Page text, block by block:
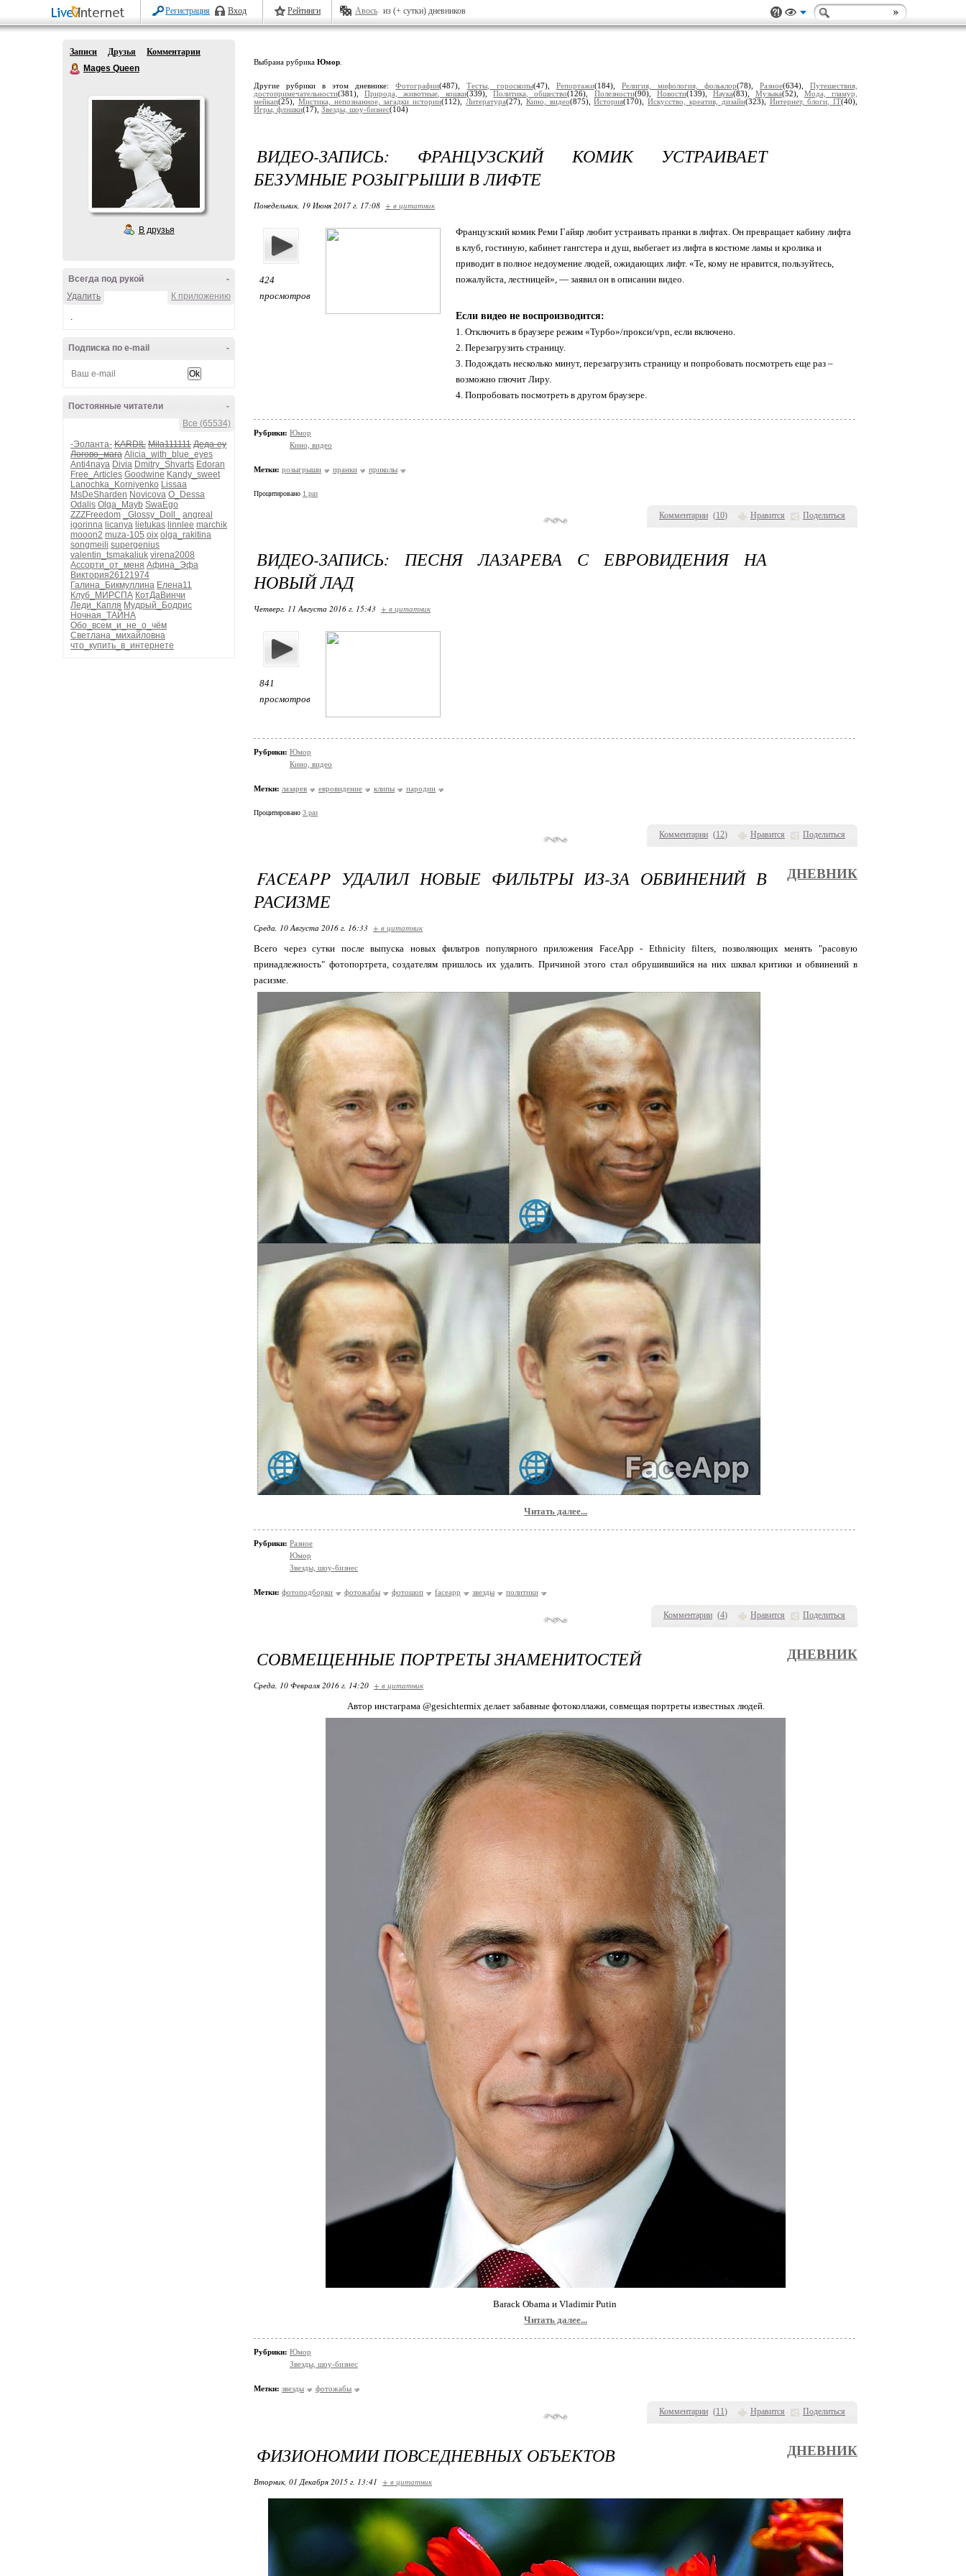
Регистрация Вход Рейтинги Авось из (+ сутки) дневников
Записи Друзья
Комментарии
Mages Queen
В друзья
-
Всегда под рукой
К приложению
Удалить
.
-
Подписка по e-mail
-
Постоянные читатели
Все (65534)
-Эоланта- KARDIL Mila111111 Деда-еу
Логово_мага Alicia_with_blue_eyes
Anti4naya Divia Dmitry_Shvarts Edoran
Free_Articles Goodwine Kandy_sweet
Lanochka_Korniyenko Lissaa
MsDeSharden Novicova O_Dessa
Odalis Olga_Mayb SwaEgo
ZZZFreedom
_Glossy_Doll_
angreal
igorinna licanya lietukas linnlee marchik
mooon2 muza-105 oix olga_rakitina
songmeili supergenius
valentin_tsmakaliuk virena2008
Ассорти_от_меня Афина_Эфа
Виктория26121974
Галина_Бикмуллина Елена11
Клуб_МИРСПА КотДаВинчи
Леди_Капля Мудрый_Бодрис
Ночная_ТАЙНА
Обо_всем_и_не_о_чём
Светлана_михайловна
что_купить_в_интернете
Выбрана рубрика Юмор
Другие рубрики в этом дневнике:Фотографии(487),Тесты, гороскопы(47), Репортажи(184), Религия, мифология, фольклор(78), Разное(634),Путешествия,
достопримечательности(381),Природа, животные, кошки(339),Политика, общество(126), Полезности(90), Новости(139), Наука(83), Музыка(52), Мода, гламур,
мейкап(25), Мистика, непознанное, загадки истории(112), Литература(27), Кино, видео(875),История(170),Искусство, креатив, дизайн(323), Интернет, блоги, IT(40),
Игры, флэшки(17), Звезды, шоу-бизнес(104)
Комментарии (10) Нравится Поделиться
ВИДЕО-ЗАПИСЬ: ФРАНЦУЗСКИЙ КОМИК УСТРАИВАЕТ
БЕЗУМНЫЕ РОЗЫГРЫШИ В ЛИФТЕ
Понедельник, 19 Июня 2017 г. 17:08 + в цитатник
424
просмотров
Французский комик Реми Гайяр любит устраивать пранки в лифтах. Он превращает кабину лифта
в клуб, гостиную, кабинет гангстера и душ, выбегает из лифта в костюме ламы и кролика и
приводит в полное недоумение людей, ожидающих лифт. «Те, кому не нравится, пользуйтесь,
пожалуйста, лестницей», — заявил он в описании видео.
Если видео не воспроизводится:
1. Отключить в браузере режим «Турбо»/прокси/vpn, если включено.
2. Перезагрузить страницу.
3. Подождать несколько минут, перезагрузить страницу и попробовать посмотреть еще раз –
возможно глючит Лиру.
4. Попробовать посмотреть в другом браузере.
Рубрики: Юмор
Кино, видео
Метки: розыгрыши пранки приколы
Процитировано 1 раз
Комментарии (12) Нравится Поделиться
ВИДЕО-ЗАПИСЬ: ПЕСНЯ ЛАЗАРЕВА С ЕВРОВИДЕНИЯ НА
НОВЫЙ ЛАД
Четверг, 11 Августа 2016 г. 15:43 + в цитатник
841
просмотров
Рубрики: Юмор
Кино, видео
Метки: лазарев евровидение клипы пародии
Процитировано 3 раз
Комментарии (4) Нравится Поделиться
FACEAPP УДАЛИЛ НОВЫЕ ФИЛЬТРЫ ИЗ-ЗА ОБВИНЕНИЙ В
РАСИЗМЕ
ДНЕВНИК
Среда, 10 Августа 2016 г. 16:33 + в цитатник
Всего через сутки после выпуска новых фильтров популярного приложения FaceApp - Ethnicity filters, позволяющих менять "расовую
принадлежность" фотопортрета, создателям пришлось их удалить. Причиной этого стал обрушившийся на них шквал критики и обвинений в
расизме.
Читать далее...
Рубрики: Разное
Юмор
Звезды, шоу-бизнес
Метки: фотоподборки фотожабы фотошоп faceapp звезды политики
Комментарии (11) Нравится Поделиться
СОВМЕЩЕННЫЕ ПОРТРЕТЫ ЗНАМЕНИТОСТЕЙ ДНЕВНИК
Среда, 10 Февраля 2016 г. 14:20 + в цитатник
Автор инстаграма @gesichtermix делает забавные фотоколлажи, совмещая портреты известных людей.
Barack Obama и Vladimir Putin
Читать далее...
Рубрики: Юмор
Звезды, шоу-бизнес
Метки: звезды фотожабы
ФИЗИОНОМИИ ПОВСЕДНЕВНЫХ ОБЪЕКТОВ ДНЕВНИК
Вторник, 01 Декабря 2015 г. 13:41 + в цитатник